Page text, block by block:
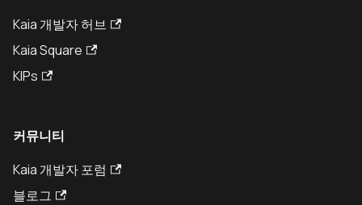
Kaia 개발자 허브
Kaia Square
KIPs
커뮤니티
Kaia 개발자 포럼
블로그